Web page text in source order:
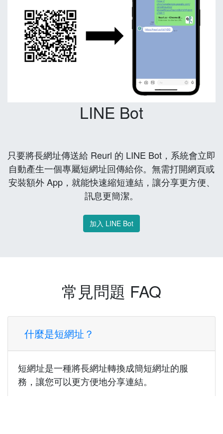
LINE Bot
只要將長網址傳送給 Reurl 的 LINE Bot，系統會立即
自動產生一個專屬短網址回傳給你。無需打開網頁或
安裝額外 App，就能快速縮短連結，讓分享更方便、
訊息更簡潔。
加入 LINE Bot
常見問題 FAQ
什麼是短網址？
短網址是一種將長網址轉換成簡短網址的服
務，讓您可以更方便地分享連結。